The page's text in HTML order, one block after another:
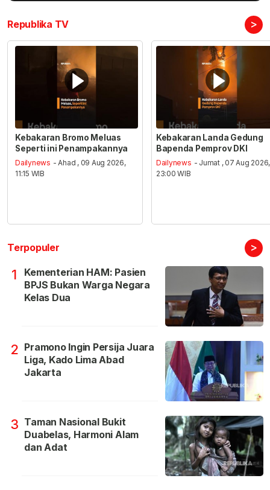
Republika TV >
Kebakaran Bromo Meluas
Seperti ini Penampakannya
Dailynews - Ahad , 09 Aug 2026,
11:15 WIB
Kebakaran Landa Gedung
Bapenda Pemprov DKI
Dailynews - Jumat , 07 Aug 2026,
23:00 WIB
Terpopuler >
1
Kementerian HAM: Pasien
BPJS Bukan Warga Negara
Kelas Dua
2 Pramono Ingin Persija Juara
Liga, Kado Lima Abad
Jakarta
3 Taman Nasional Bukit
Duabelas, Harmoni Alam
dan Adat